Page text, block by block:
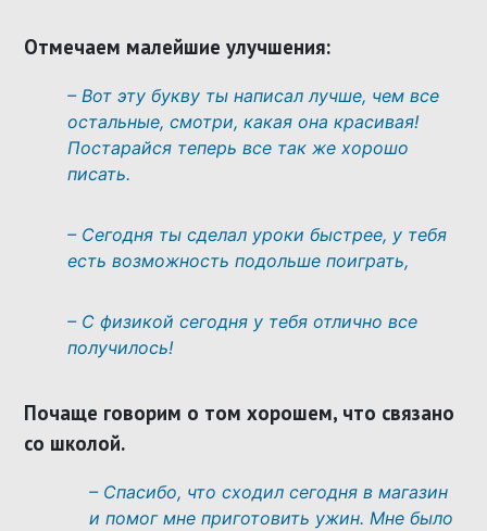
Отмечаем малейшие улучшения:
– Вот эту букву ты написал лучше, чем все
остальные, смотри, какая она красивая!
Постарайся теперь все так же хорошо
писать.
– Сегодня ты сделал уроки быстрее, у тебя
есть возможность подольше поиграть,
– С физикой сегодня у тебя отлично все
получилось!
Почаще говорим о том хорошем, что связано
со школой.
– Спасибо, что сходил сегодня в магазин
и помог мне приготовить ужин. Мне было